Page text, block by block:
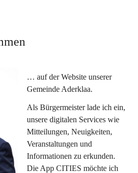
… auf der Website unserer
Gemeinde Aderklaa.
Als Bürgermeister lade ich ein,
unsere digitalen Services wie
Mitteilungen, Neuigkeiten,
Veranstaltungen und
Informationen zu erkunden.
Die App CITIES möchte ich